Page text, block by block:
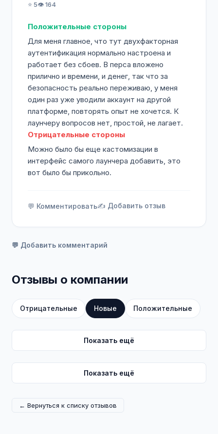
⭐ 5👁️ 164
Положительные стороны
Для меня главное, что тут двухфакторная
аутентификация нормально настроена и
работает без сбоев. В перса вложено
прилично и времени, и денег, так что за
безопасность реально переживаю, у меня
один раз уже уводили аккаунт на другой
платформе, повторять опыт не хочется. К
лаунчеру вопросов нет, простой, не лагает.
Отрицательные стороны
Можно было бы еще кастомизации в
интерфейс самого лаунчера добавить, это
вот было бы прикольно.
💬 Комментировать✍️ Добавить отзыв
💬 Добавить комментарий
Отзывы о компании
Отрицательные Новые Положительные
Показать ещё
Показать ещё
← Вернуться к списку отзывов